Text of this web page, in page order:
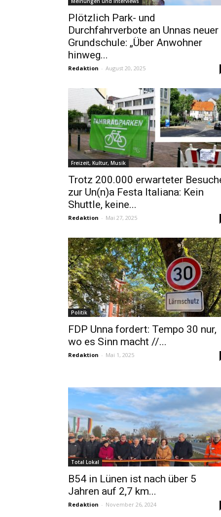
Plötzlich Park- und
Durchfahrverbote an Unnas neuer
Grundschule: „Über Anwohner
hinweg...
Redaktion - August 20, 2025
Freizeit, Kultur, Musik
Trotz 200.000 erwarteter
zur Un(n)a Festa Italiana: Kein
Shuttle, keine...
Redaktion - Mai 27, 2025
Politik
FDP Unna fordert: Tempo 30 nur,
wo es Sinn macht //...
Redaktion - Mai 1, 2025
Total Lokal
B54 in Lünen ist nach über 5
Jahren auf 2,7 km...
Redaktion - November 26, 2024